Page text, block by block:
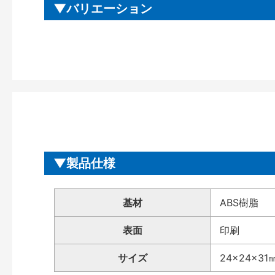
バリエーション
製品仕様
基材 ABS樹脂
表面 印刷
サイズ 24×24×31